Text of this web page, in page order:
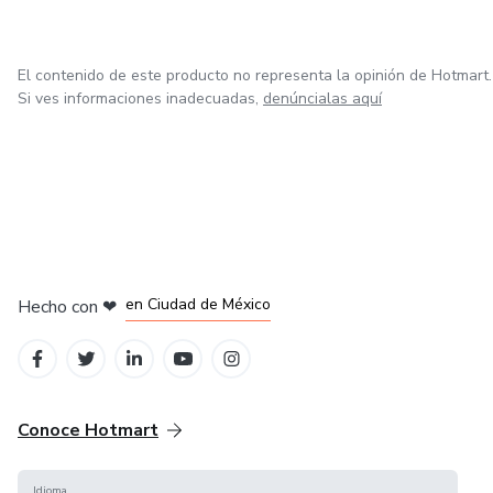
El contenido de este producto no representa la opinión de Hotmart.
Si ves informaciones inadecuadas, denúncialas aquí
Hecho con ❤ en Ciudad de México
Conoce Hotmart